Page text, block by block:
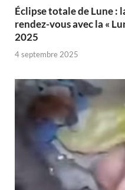
Éclipse totale de Lune :
rendez-vous avec la «
2025
4 septembre 2025